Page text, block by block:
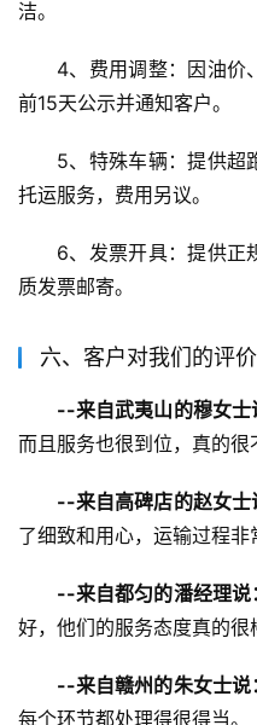
洁。
4、费用调整：因油价
前15天公示并通知客户。
5、特殊车辆：提供超
托运服务，费用另议。
6、发票开具：提供正
质发票邮寄。
六、客户对我们的评价
--来自武夷山的穆女士
而且服务也很到位，真的很
--来自高碑店的赵女士
了细致和用心，运输过程非
--来自都匀的潘经理说：
好，他们的服务态度真的很
--来自赣州的朱女士说：
每个环节都处理得很得当。